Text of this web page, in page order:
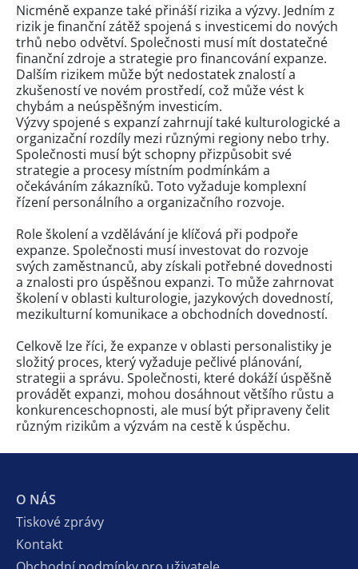
Nicméně expanze také přináší rizika a výzvy. Jedním z
rizik je finanční zátěž spojená s investicemi do nových
trhů nebo odvětví. Společnosti musí mít dostatečné
finanční zdroje a strategie pro financování expanze.
Dalším rizikem může být nedostatek znalostí a
zkušeností ve novém prostředí, což může vést k
chybám a neúspěšným investicím.
Výzvy spojené s expanzí zahrnují také kulturologické a
organizační rozdíly mezi různými regiony nebo trhy.
Společnosti musí být schopny přizpůsobit své
strategie a procesy místním podmínkám a
očekáváním zákazníků. Toto vyžaduje komplexní
řízení personálního a organizačního rozvoje.
Role školení a vzdělávání je klíčová při podpoře
expanze. Společnosti musí investovat do rozvoje
svých zaměstnanců, aby získali potřebné dovednosti
a znalosti pro úspěšnou expanzi. To může zahrnovat
školení v oblasti kulturologie, jazykových dovedností,
mezikulturní komunikace a obchodních dovedností.
Celkově lze říci, že expanze v oblasti personalistiky je
složitý proces, který vyžaduje pečlivé plánování,
strategii a správu. Společnosti, které dokáží úspěšně
provádět expanzi, mohou dosáhnout většího růstu a
konkurenceschopnosti, ale musí být připraveny čelit
různým rizikům a výzvám na cestě k úspěchu.
O NÁS
Tiskové zprávy
Kontakt